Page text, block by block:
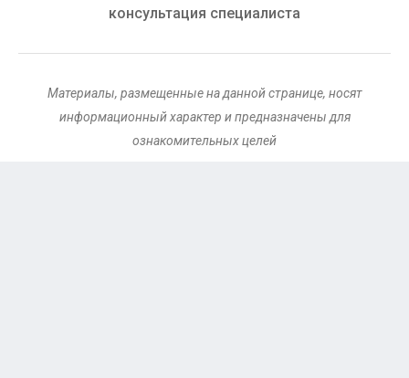
консультация специалиста
Материалы, размещенные на данной странице, носят
информационный характер и предназначены для
ознакомительных целей